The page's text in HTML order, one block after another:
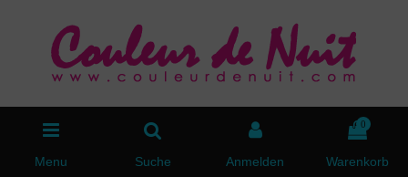
Menu Suche Anmelden
0
Warenkorb